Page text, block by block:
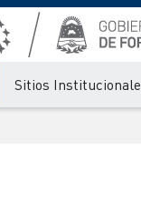
Sitios